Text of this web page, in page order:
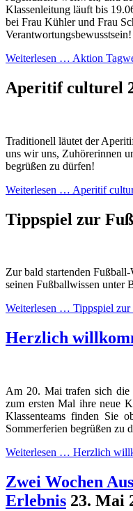
Klassenleitung läuft bis
bei Frau Kühler und Frau
Verantwortungsbewusstsein!
Weiterlesen … Aktion
Aperitif culturel
Traditionell läutet der
uns wir uns, Zuhörerinnen
begrüßen zu dürfen!
Weiterlesen … Aperitif
Tippspiel zur
Zur bald startenden
seinen Fußballwissen unter
Weiterlesen … Tippspiel
Herzlich
Am 20. Mai trafen sich die
zum ersten Mal ihre neue
Klassenteams finden Sie
Sommerferien begrüßen zu
Weiterlesen … Herzlich
Zwei Wochen
Erlebnis 23. Mai